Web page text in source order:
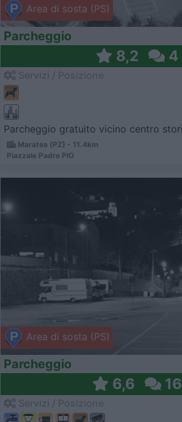
Area di sosta (PS)
Parcheggio
8,2 4
Parcheggio gratuito vicino centro
Maratea (PZ) - 11.4km
Piazzale Padre PIO
Area di sosta (PS)
Parcheggio
6,6 16